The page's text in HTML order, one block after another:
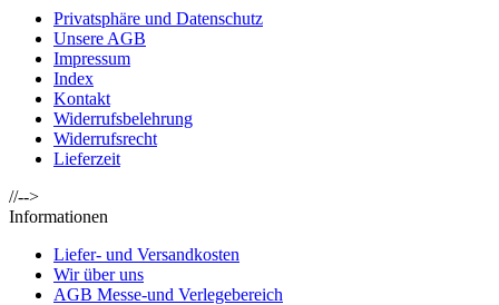
Privatsphäre und Datenschutz
Unsere AGB
Impressum
Index
Kontakt
Widerrufsbelehrung
Widerrufsrecht
Lieferzeit
//-->
Informationen
Liefer- und Versandkosten
Wir über uns
AGB Messe-und Verlegebereich